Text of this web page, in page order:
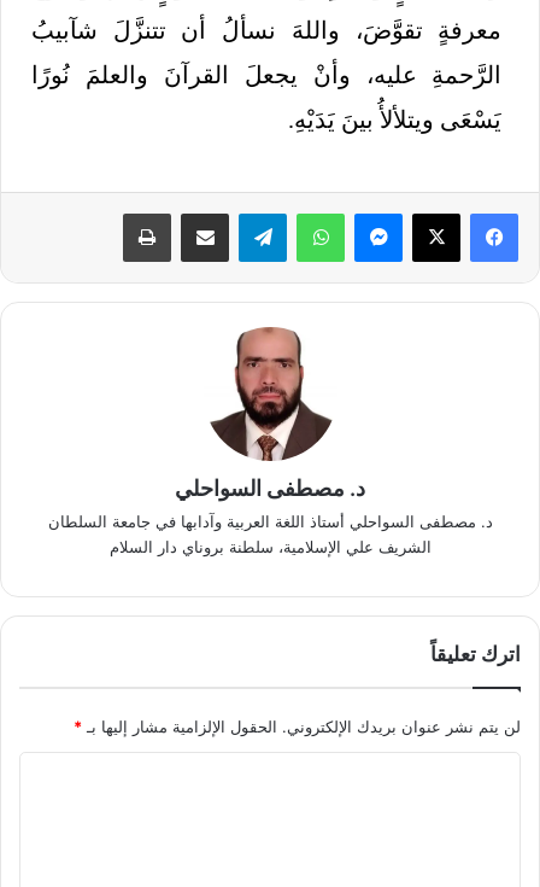
معرفةٍ تقوَّضَ، واللهَ نسألُ أن تتنزَّلَ شآبيبُ
الرَّحمةِ عليه، وأنْ يجعلَ القرآنَ والعلمَ نُورًا
يَسْعَى ويتلألأُ بينَ يَدَيْهِ.
د. مصطفى السواحلي
د. مصطفى السواحلي أستاذ اللغة العربية وآدابها في جامعة السلطان
الشريف علي الإسلامية، سلطنة بروناي دار السلام
اترك تعليقاً
لن يتم نشر عنوان بريدك الإلكتروني. الحقول الإلزامية مشار إليها بـ *